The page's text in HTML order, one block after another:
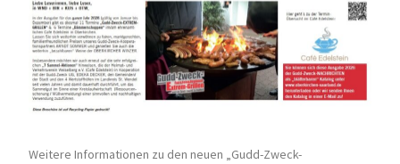
Weitere Informationen zu den neuen „Gudd-Zweck-